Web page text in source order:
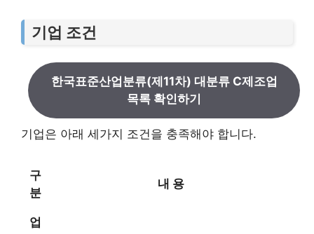
기업 조건
한국표준산업분류(제11차) 대분류 C제조업
목록 확인하기
기업은 아래 세가지 조건을 충족해야 합니다.
구
분
내 용
업